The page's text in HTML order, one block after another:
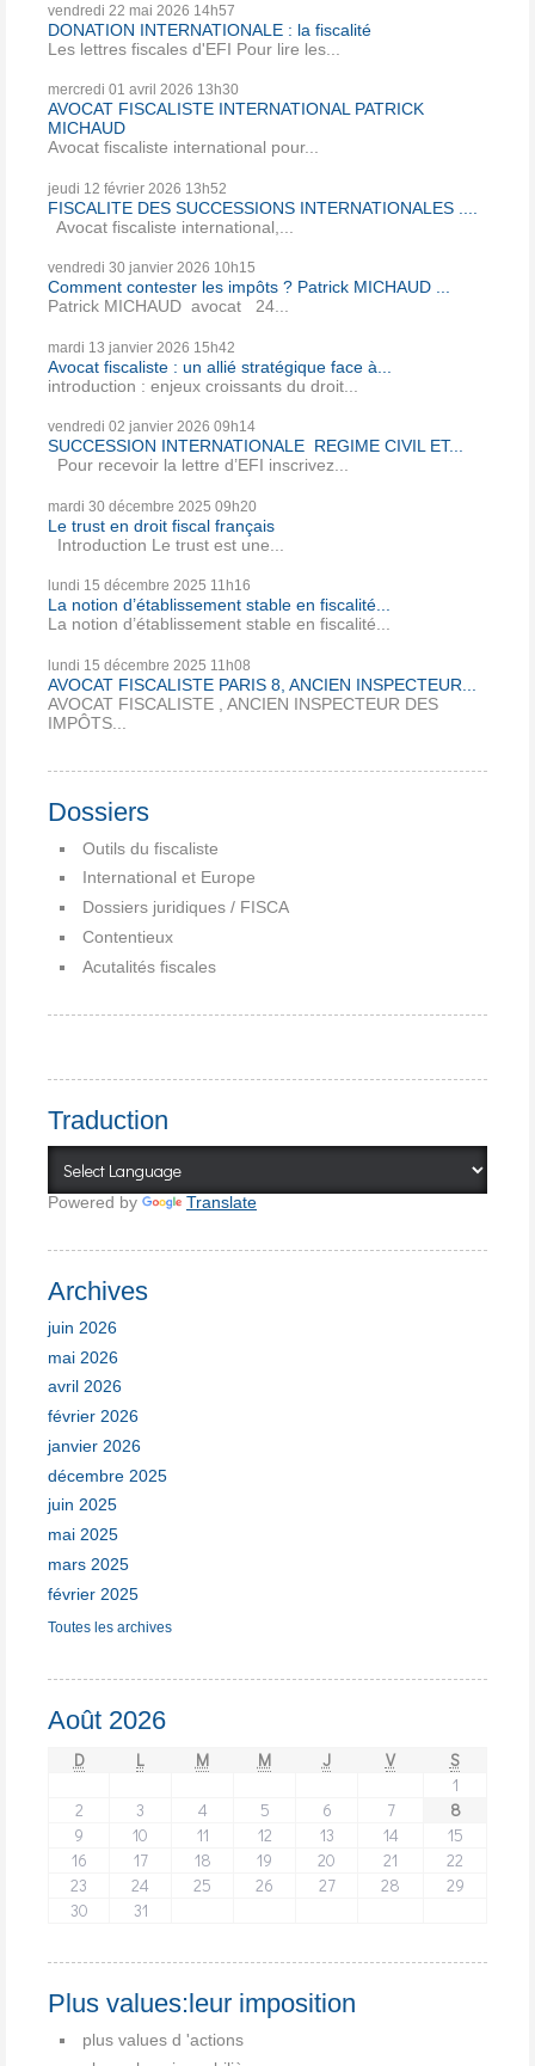
vendredi 22 mai 2026 14h57
DONATION INTERNATIONALE : la fiscalité
Les lettres fiscales d'EFI Pour lire les...
mercredi 01 avril 2026 13h30
AVOCAT FISCALISTE INTERNATIONAL PATRICK
MICHAUD
Avocat fiscaliste international pour...
jeudi 12 février 2026 13h52
FISCALITE DES SUCCESSIONS INTERNATIONALES ....
Avocat fiscaliste international,...
vendredi 30 janvier 2026 10h15
Comment contester les impôts ? Patrick MICHAUD ...
Patrick MICHAUD avocat 24...
mardi 13 janvier 2026 15h42
Avocat fiscaliste : un allié stratégique face à...
introduction : enjeux croissants du droit...
vendredi 02 janvier 2026 09h14
SUCCESSION INTERNATIONALE REGIME CIVIL ET...
Pour recevoir la lettre d’EFI inscrivez...
mardi 30 décembre 2025 09h20
Le trust en droit fiscal français
Introduction Le trust est une...
lundi 15 décembre 2025 11h16
La notion d’établissement stable en fiscalité...
La notion d’établissement stable en fiscalité...
lundi 15 décembre 2025 11h08
AVOCAT FISCALISTE PARIS 8, ANCIEN INSPECTEUR...
AVOCAT FISCALISTE , ANCIEN INSPECTEUR DES
IMPÔTS...
Dossiers
Outils du fiscaliste
International et Europe
Dossiers juridiques / FISCA
Contentieux
Acutalités fiscales
Traduction
Powered by Translate
Archives
juin 2026
mai 2026
avril 2026
février 2026
janvier 2026
décembre 2025
juin 2025
mai 2025
mars 2025
février 2025
Toutes les archives
Août 2026
D L M M J V
S
1
2
3 4 5 6 7
8
9
10 11 12 13 14
15
16
17 18 19 20 21
22
23
24 25 26 27 28
29
30
31
Plus values:leur imposition
plus values d 'actions